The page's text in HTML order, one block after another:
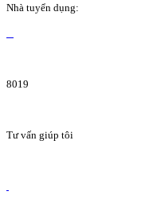
Nhà tuyển dụng:
8019
Tư vấn giúp tôi